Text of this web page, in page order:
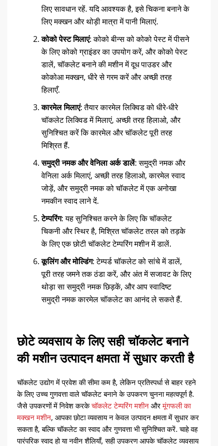
लिए सावधान रहें. यदि आवश्यक है, इसे चिकना बनाने के
लिए मक्खन और थोड़ी मात्रा में पानी मिलाएं.
कोको पेस्ट मिलाएं: कोको बीन्स को कोको पेस्ट में पीसने
के लिए कोको ग्राइंडर का उपयोग करें, और कोको पेस्ट
डालें, चॉकलेट बनाने की मशीन में दूध पाउडर और
कोकोआ मक्खन, धीरे से गरम करें और अच्छी तरह
हिलाएँ.
कारमेल मिलाएं: तैयार कारमेल लिक्विड को धीरे-धीरे
चॉकलेट लिक्विड में मिलाएं, अच्छी तरह हिलाओ, और
सुनिश्चित करें कि कारमेल और चॉकलेट पूरी तरह
मिश्रित हैं.
समुद्री नमक और वेनिला अर्क डालें: समुद्री नमक और
वेनिला अर्क मिलाएं, अच्छी तरह हिलाओ, कारमेल स्वाद
जोड़ें, और समुद्री नमक को चॉकलेट में एक अनोखा
नमकीन स्वाद लाने दें.
टेम्परिंग: यह सुनिश्चित करने के लिए कि चॉकलेट
चिकनी और स्थिर है, मिश्रित चॉकलेट तरल को तड़के
के लिए एक छोटी चॉकलेट टेम्परिंग मशीन में डालें.
कूलिंग और मोल्डिंग: टेम्पर्ड चॉकलेट को सांचे में डालें,
पूरी तरह जमने तक ठंडा करें, और अंत में सजावट के लिए
थोड़ा सा समुद्री नमक छिड़कें, और आप स्वादिष्ट
समुद्री नमक कारमेल चॉकलेट का आनंद ले सकते हैं.
छोटे व्यवसाय के लिए सही चॉकलेट बनाने
की मशीन उत्पादन क्षमता में सुधार करती है
चॉकलेट उद्योग में प्रवेश की सीमा कम है, लेकिन प्रतिस्पर्धा से बाहर रहने
के लिए उच्च गुणवत्ता वाले चॉकलेट बनाने के उपकरण चुनना महत्वपूर्ण है.
जैसे उपकरणों में निवेश करकेचॉकलेट टेम्परिंग मशीन औरमूंगफली का
मक्खन मशीन, आपका छोटा व्यवसाय न केवल उत्पादन क्षमता में सुधार कर
सकता है, बल्कि चॉकलेट का स्वाद और गुणवत्ता भी सुनिश्चित करें. चाहे वह
पारंपरिक स्वाद हो या नवीन शैलियाँ, सही उपकरण आपके चॉकलेट व्यवसाय